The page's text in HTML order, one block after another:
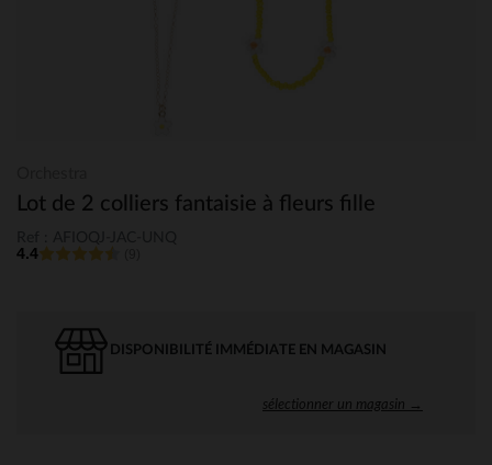
Lot de 2 colliers fantaisie à fleurs fille
4.4
DISPONIBILITÉ IMMÉDIATE EN MAGASIN
sélectionner un magasin →